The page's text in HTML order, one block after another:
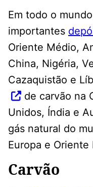
Em todo o
importantes
Oriente Médio,
China, Nigéria,
Cazaquistão e
de carvão na
Unidos, Índia e
gás natural do
Europa e Oriente
Carvão